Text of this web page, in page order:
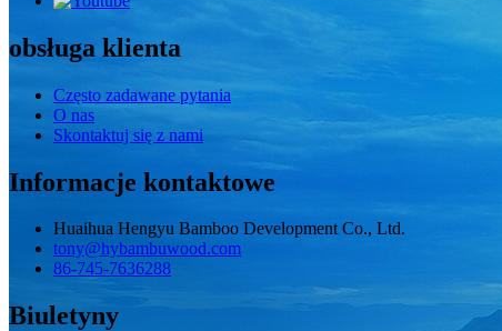
obsługa klienta
Często zadawane pytania
O nas
Skontaktuj się z nami
Informacje kontaktowe
Huaihua Hengyu Bamboo Development Co., Ltd.
tony@hybambuwood.com
86-745-7636288
Biuletyny